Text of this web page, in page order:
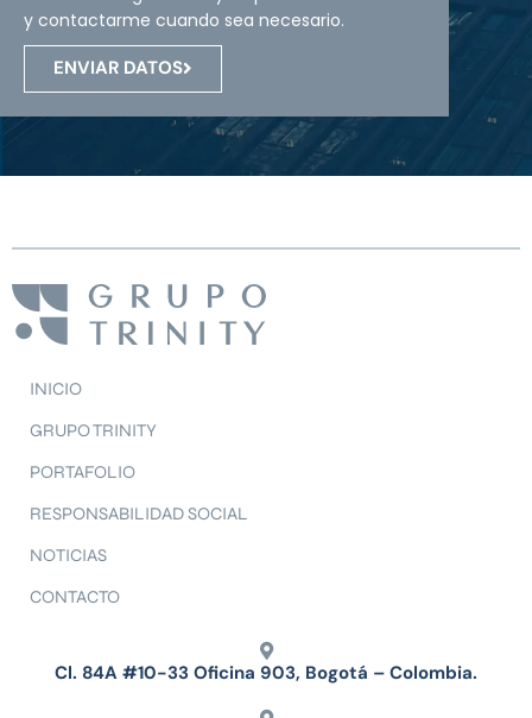
y contactarme cuando sea necesario.
ENVIAR DATOS
INICIO
GRUPO TRINITY
PORTAFOLIO
RESPONSABILIDAD SOCIAL
NOTICIAS
CONTACTO
Cl. 84A #10-33 Oficina 903, Bogotá – Colombia.